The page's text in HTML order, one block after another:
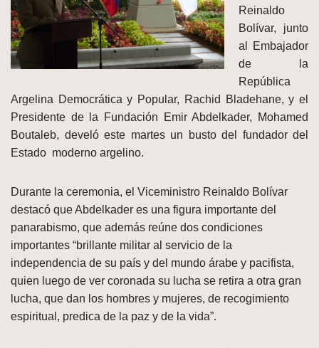
Reinaldo
Bolívar, junto
al Embajador
de la
República
Argelina Democrática y Popular, Rachid Bladehane, y el
Presidente de la Fundación Emir Abdelkader, Mohamed
Boutaleb, develó este martes un busto del fundador del
Estado moderno argelino.
Durante la ceremonia, el Viceministro Reinaldo Bolívar
destacó que Abdelkader es una figura importante del
panarabismo, que además reúne dos condiciones
importantes “brillante militar al servicio de la
independencia de su país y del mundo árabe y pacifista,
quien luego de ver coronada su lucha se retira a otra gran
lucha, que dan los hombres y mujeres, de recogimiento
espiritual, predica de la paz y de la vida”.